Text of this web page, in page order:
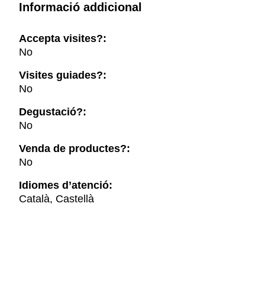
Informació addicional
Accepta visites?:
No
Visites guiades?:
No
Degustació?:
No
Venda de productes?:
No
Idiomes d’atenció:
Català, Castellà